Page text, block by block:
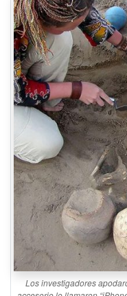
Los investigadores